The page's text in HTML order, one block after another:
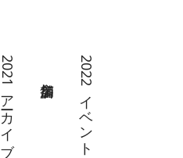
2021アーカイブ